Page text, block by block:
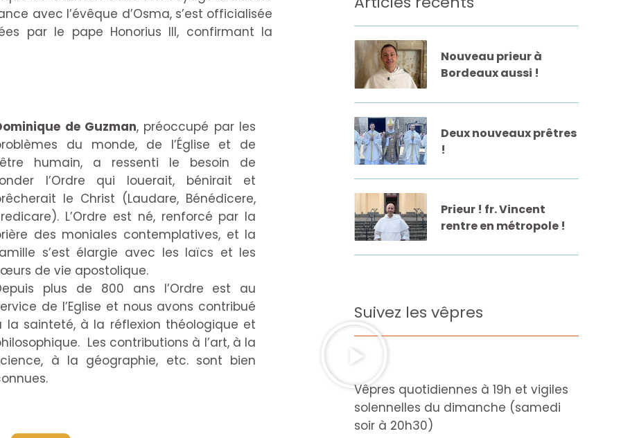
avec l’évêque d’Osma, s’est officialisée
par le pape Honorius III, confirmant la
de Guzman, préoccupé par les
du monde, de l’Église et de
humain, a ressenti le besoin de
l’Ordre qui louerait, bénirait et
le Christ (Laudare, Bénédicere,
L’Ordre est né, renforcé par la
des moniales contemplatives, et la
s’est élargie avec les laïcs et les
de vie apostolique.
plus de 800 ans l’Ordre est au
de l’Eglise et nous avons contribué
la sainteté, à la réflexion théologique et
Les contributions à l’art, à la
à la géographie, etc. sont bien
Nouveau prieur à
Bordeaux aussi !
Deux nouveaux prêtres
!
Prieur ! fr. Vincent
rentre en métropole !
Suivez les vêpres
Vêpres quotidiennes à 19h et vigiles
solennelles du dimanche (samedi
soir à 20h30)